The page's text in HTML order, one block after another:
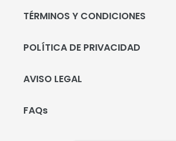
TÉRMINOS Y CONDICIONES
POLÍTICA DE PRIVACIDAD
AVISO LEGAL
FAQs